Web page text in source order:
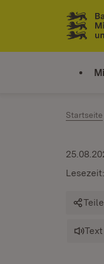
Zum Inhalt
Link
Startseite